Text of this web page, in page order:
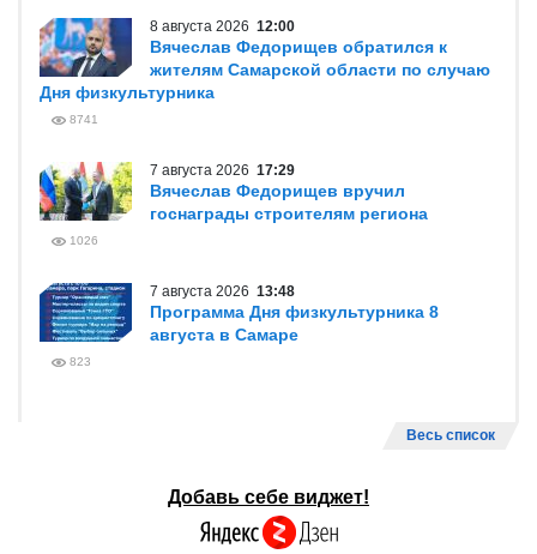
8 августа 2026 12:00
Вячеслав Федорищев обратился к
жителям Самарской области по случаю
Дня физкультурника
8741
7 августа 2026 17:29
Вячеслав Федорищев вручил
госнаграды строителям региона
1026
7 августа 2026 13:48
Программа Дня физкультурника 8
августа в Самаре
823
Весь список
Добавь себе виджет!